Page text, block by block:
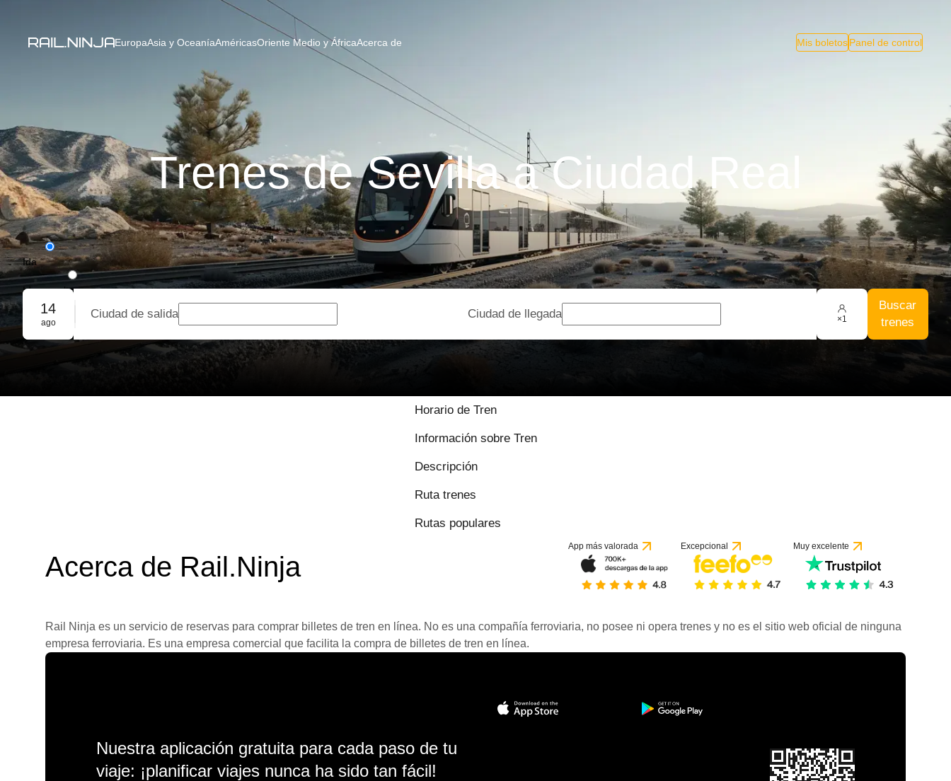
EuropaAsia y OceaníaAméricasOriente Medio y ÁfricaAcerca de Mis boletosPanel de control
Trenes de Sevilla a Ciudad Real
Ida
Ida y vuelta
Reserva grupal
14
ago
Ciudad de salida Ciudad de llegada ×1
Buscar
trenes
Horario de Tren
Información sobre Tren
Descripción
Ruta trenes
Rutas populares
Acerca de Rail.Ninja
App más valorada Excepcional Muy excelente
Rail Ninja es un servicio de reservas para comprar billetes de tren en línea. No es una compañía ferroviaria, no posee ni opera trenes y no es el sitio web oficial de ninguna
empresa ferroviaria. Es una empresa comercial que facilita la compra de billetes de tren en línea.
Nuestra aplicación gratuita para cada paso de tu
viaje: ¡planificar viajes nunca ha sido tan fácil!